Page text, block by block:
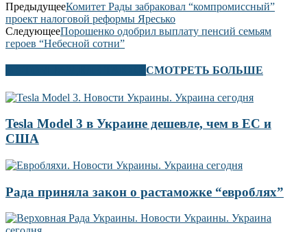
ПредыдущееКомитет Рады забраковал “компромиссный”
проект налоговой реформы Яресько
СледующееПорошенко одобрил выплату пенсий семьям
героев “Небесной сотни”
СМОТРЕТЬ БОЛЬШЕ
Tesla Model 3 в Украине дешевле, чем в ЕС и
США
Рада приняла закон о растаможке “евроблях”